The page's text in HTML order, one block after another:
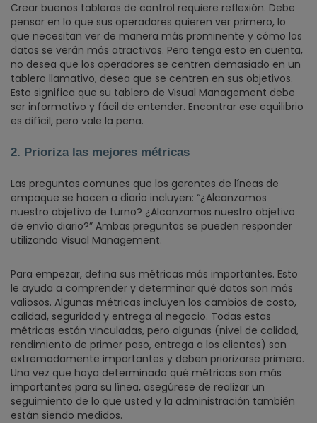
Crear buenos tableros de control requiere reflexión. Debe
pensar en lo que sus operadores quieren ver primero, lo
que necesitan ver de manera más prominente y cómo los
datos se verán más atractivos. Pero tenga esto en cuenta,
no desea que los operadores se centren demasiado en un
tablero llamativo, desea que se centren en sus objetivos.
Esto significa que su tablero de Visual Management debe
ser informativo y fácil de entender. Encontrar ese equilibrio
es difícil, pero vale la pena.
2. Prioriza las mejores métricas
Las preguntas comunes que los gerentes de líneas de
empaque se hacen a diario incluyen: “¿Alcanzamos
nuestro objetivo de turno? ¿Alcanzamos nuestro objetivo
de envío diario?” Ambas preguntas se pueden responder
utilizando Visual Management.
Para empezar, defina sus métricas más importantes. Esto
le ayuda a comprender y determinar qué datos son más
valiosos. Algunas métricas incluyen los cambios de costo,
calidad, seguridad y entrega al negocio. Todas estas
métricas están vinculadas, pero algunas (nivel de calidad,
rendimiento de primer paso, entrega a los clientes) son
extremadamente importantes y deben priorizarse primero.
Una vez que haya determinado qué métricas son más
importantes para su línea, asegúrese de realizar un
seguimiento de lo que usted y la administración también
están siendo medidos.